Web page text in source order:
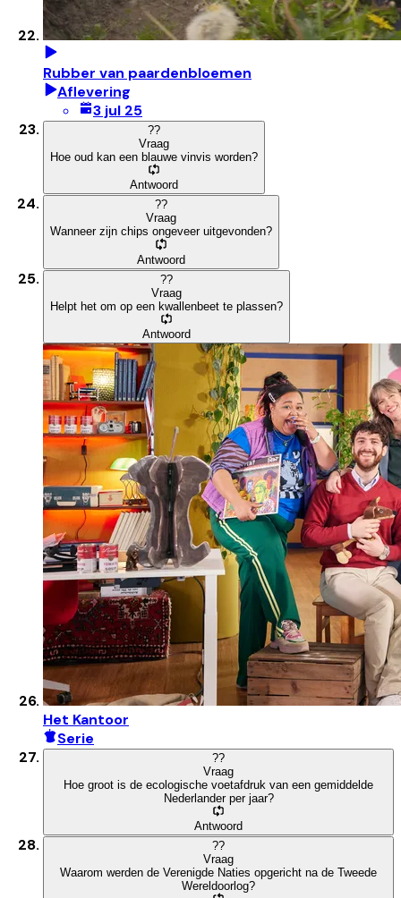
Rubber van paardenbloemen
Aflevering
3 jul 25
??
Vraag
Hoe oud kan een blauwe vinvis worden?
Antwoord
??
Vraag
Wanneer zijn chips ongeveer uitgevonden?
Antwoord
??
Vraag
Helpt het om op een kwallenbeet te plassen?
Antwoord
Het Kantoor
Serie
??
Vraag
Hoe groot is de ecologische voetafdruk van een gemiddelde
Nederlander per jaar?
Antwoord
??
Vraag
Waarom werden de Verenigde Naties opgericht na de Tweede
Wereldoorlog?